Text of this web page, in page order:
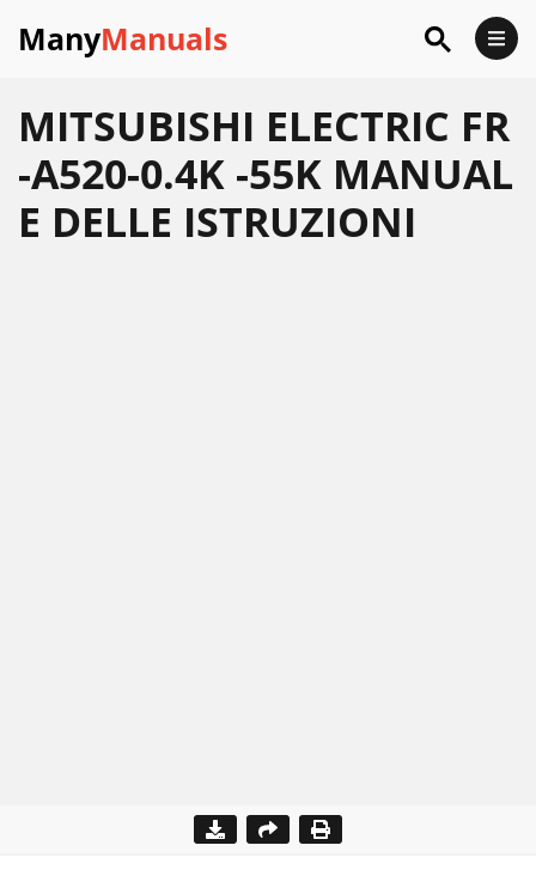
ManyManuals
MITSUBISHI ELECTRIC FR
-A520-0.4K -55K MANUAL
E DELLE ISTRUZIONI